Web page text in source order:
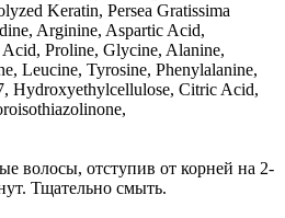
Keratin, Persea Gratissima
Arginine, Aspartic Acid,
Proline, Glycine, Alanine,
Leucine, Tyrosine, Phenylalanine,
Hydroxyethylcellulose, Citric Acid,
волосы, отступив от корней на 2-
Тщательно смыть.